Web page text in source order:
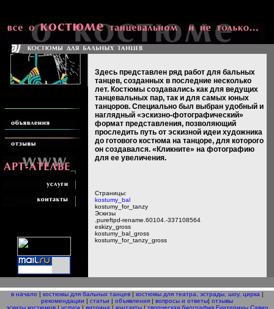
Здесь представлен ряд работ для бальных
танцев, созданных в последние несколько
лет. Костюмы создавались как для ведущих
танцевальных пар, так и для самых юных
танцоров. Специально был выбран удобный и
наглядный «эскизно-фотографический»
формат представления, позволяющий
проследить путь от эскизной идеи художника
до готового костюма на танцоре, для которого
он создавался. «Кликните» на фотографию
для ее увеличения.
Страницы:
kostumy_bal
kostumy_for_tanzy
Эскизы
.pureftpd-rename.60104.-337108564
eskizy_gross
kostumy_bal_gross
kostumy_for_tanzy_gross
в начало | костюмы для бальных танцев| костюмы для театра, эстрады, шоу, цирка |
рекомендации | статьи | объявления | вопросы и ответы| отзывы
эскизы костюмов | услуги | витрина | контакты | творческая биография Екатерины Савич